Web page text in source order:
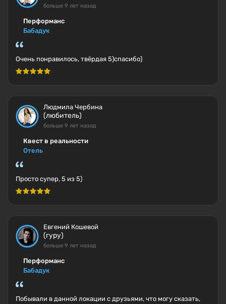
больше 9 лет назад
Перформанс
Бабадук
Очень понравилось, твёрдая 5)спасибо)
Людмила Чербина
(любитель)
больше 9 лет назад
Квест в реальности
Отель
Просто супер, 5 из 5)
Евгений Кошевой
(гуру)
больше 9 лет назад
Перформанс
Бабадук
Побывали в данной локации с друзьями, что могу сказать,